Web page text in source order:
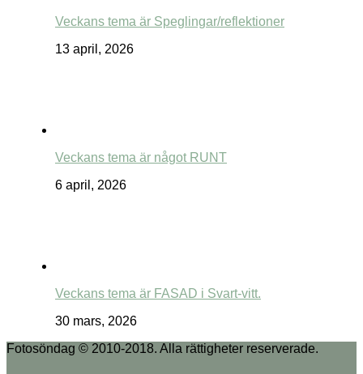
Veckans tema är Speglingar/reflektioner
13 april, 2026
Veckans tema är något RUNT
6 april, 2026
Veckans tema är FASAD i Svart-vitt.
30 mars, 2026
Fotosöndag © 2010-2018. Alla rättigheter reserverade.